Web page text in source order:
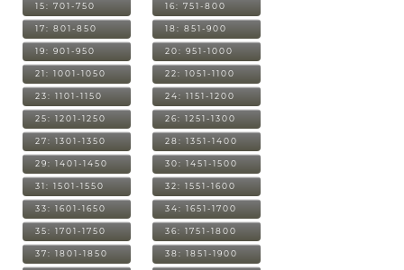
15: 701-750 16: 751-800
17: 801-850 18: 851-900
19: 901-950 20: 951-1000
21: 1001-1050 22: 1051-1100
23: 1101-1150 24: 1151-1200
25: 1201-1250 26: 1251-1300
27: 1301-1350 28: 1351-1400
29: 1401-1450 30: 1451-1500
31: 1501-1550 32: 1551-1600
33: 1601-1650 34: 1651-1700
35: 1701-1750 36: 1751-1800
37: 1801-1850 38: 1851-1900